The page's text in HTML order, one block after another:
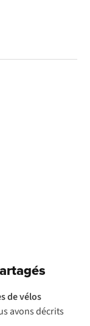
de vélos
avons décrits